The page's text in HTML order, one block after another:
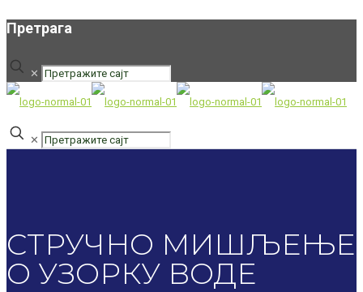
Претрага
✕
✕
СТРУЧНО МИШЉЕЊЕ
О УЗОРКУ ВОДЕ